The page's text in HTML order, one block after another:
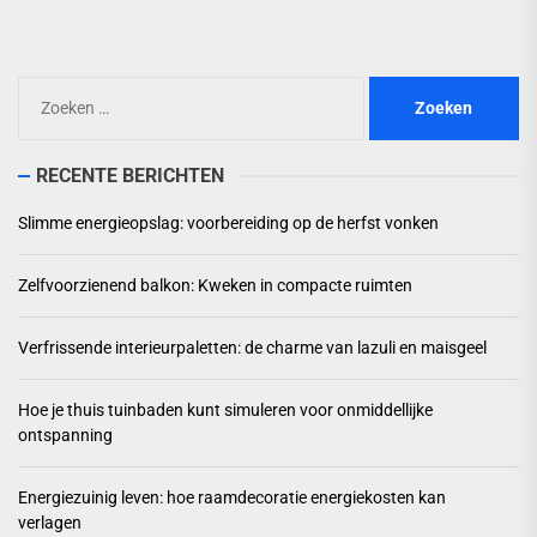
naar:
RECENTE BERICHTEN
Slimme energieopslag: voorbereiding op de herfst vonken
Zelfvoorzienend balkon: Kweken in compacte ruimten
Verfrissende interieurpaletten: de charme van lazuli en maisgeel
Hoe je thuis tuinbaden kunt simuleren voor onmiddellijke
ontspanning
Energiezuinig leven: hoe raamdecoratie energiekosten kan
verlagen